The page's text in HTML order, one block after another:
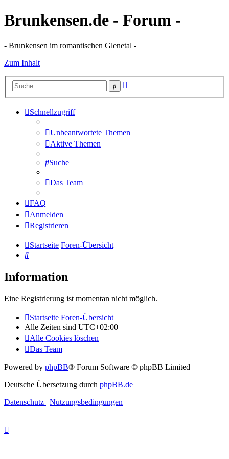
Brunkensen.de - Forum -
- Brunkensen im romantischen Glenetal -
Zum Inhalt
Suche
Schnellzugriff
Unbeantwortete Themen
Aktive Themen
Suche
Das Team
FAQ
Anmelden
Registrieren
Startseite Foren-Übersicht
Suche
Information
Eine Registrierung ist momentan nicht möglich.
Startseite Foren-Übersicht
Alle Zeiten sind UTC+02:00
Alle Cookies löschen
Das Team
Powered by phpBB® Forum Software © phpBB Limited
Deutsche Übersetzung durch phpBB.de
Datenschutz | Nutzungsbedingungen